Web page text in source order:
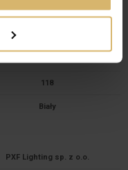
DROP2
118
Biały
PXF Lighting sp. z o.o.